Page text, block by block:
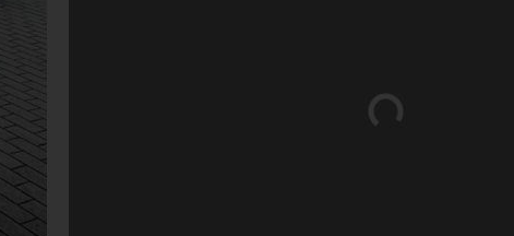
Wird geladen …